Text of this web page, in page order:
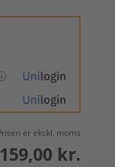
er ekskl. moms
159,00 kr.